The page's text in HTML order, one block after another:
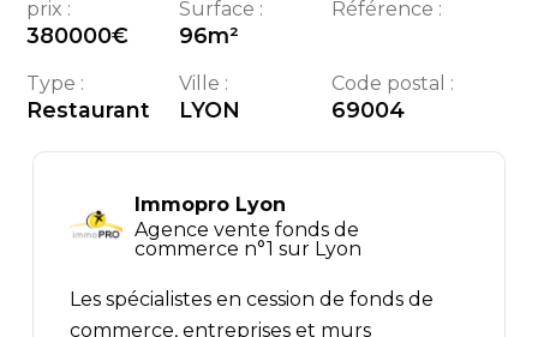
prix :
380000€
Surface :
96m²
Référence :
Type :
Restaurant
Ville :
LYON
Code postal :
69004
Immopro Lyon
Agence vente fonds de
commerce n°1 sur Lyon
Les spécialistes en cession de fonds de
commerce, entreprises et murs